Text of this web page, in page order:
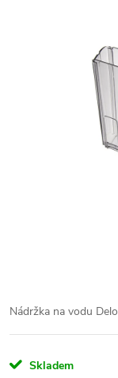
Nádržka na vodu
Skladem